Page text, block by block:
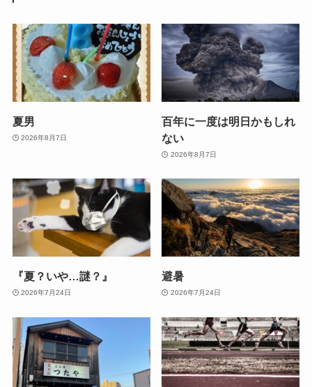
夏男
2026年8月7日
百年に一度は明日かもしれ
ない
2026年8月7日
『夏？いや…謎？』
2026年7月24日
避暑
2026年7月24日